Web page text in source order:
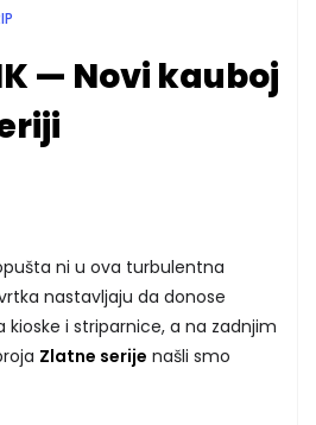
— Novi kauboj
ni u ova turbulentna
nastavljaju da donose
kioske i striparnice, a na zadnjim
Zlatne serije našli smo